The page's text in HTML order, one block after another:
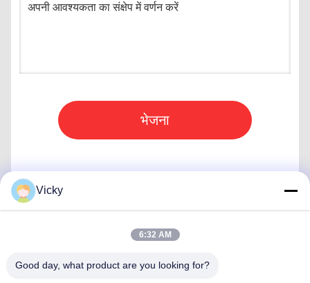
भेजना
पता
Vicky
6:32 AM
Good day, what product are you looking for?